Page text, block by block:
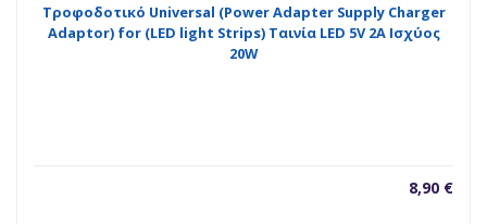
Τροφοδοτικό Universal (Power Adapter Supply Charger
Adaptor) for (LED light Strips) Ταινία LED 5V 2A Ισχύος
20W
8,90 €